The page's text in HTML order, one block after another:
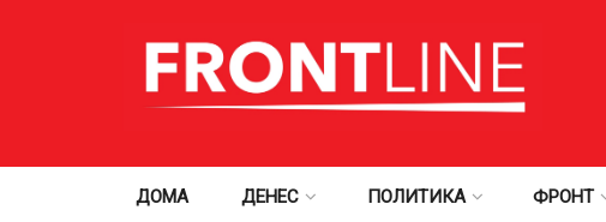
ДОМА ДЕНЕС ПОЛИТИКА ФРОНТ